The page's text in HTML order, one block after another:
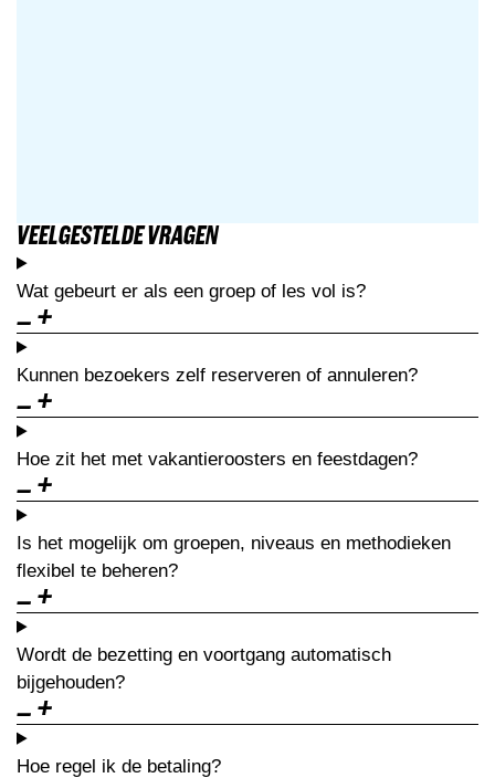
VEELGESTELDE VRAGEN
Wat gebeurt er als een groep of les vol is?
Kunnen bezoekers zelf reserveren of annuleren?
Hoe zit het met vakantieroosters en feestdagen?
Is het mogelijk om groepen, niveaus en methodieken
flexibel te beheren?
Wordt de bezetting en voortgang automatisch
bijgehouden?
Hoe regel ik de betaling?